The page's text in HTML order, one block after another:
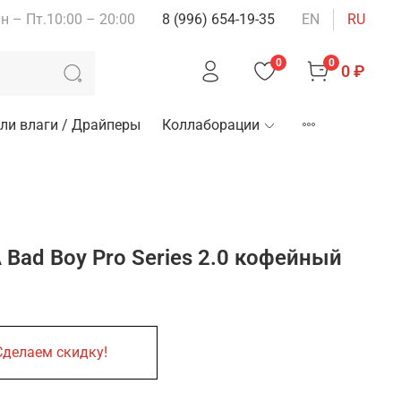
– Пт.10:00 – 20:00 8 (996) 654-19-35 EN RU
0 0 0 ₽
влаги / Драйперы Коллаборации
Boy Pro Series 2.0 кофейный
скидку!